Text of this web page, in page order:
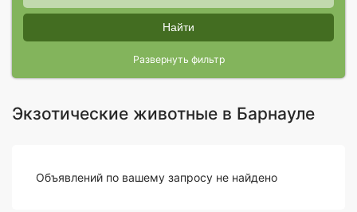
Найти
Развернуть фильтр
Экзотические животные в Барнауле
Объявлений по вашему запросу не найдено